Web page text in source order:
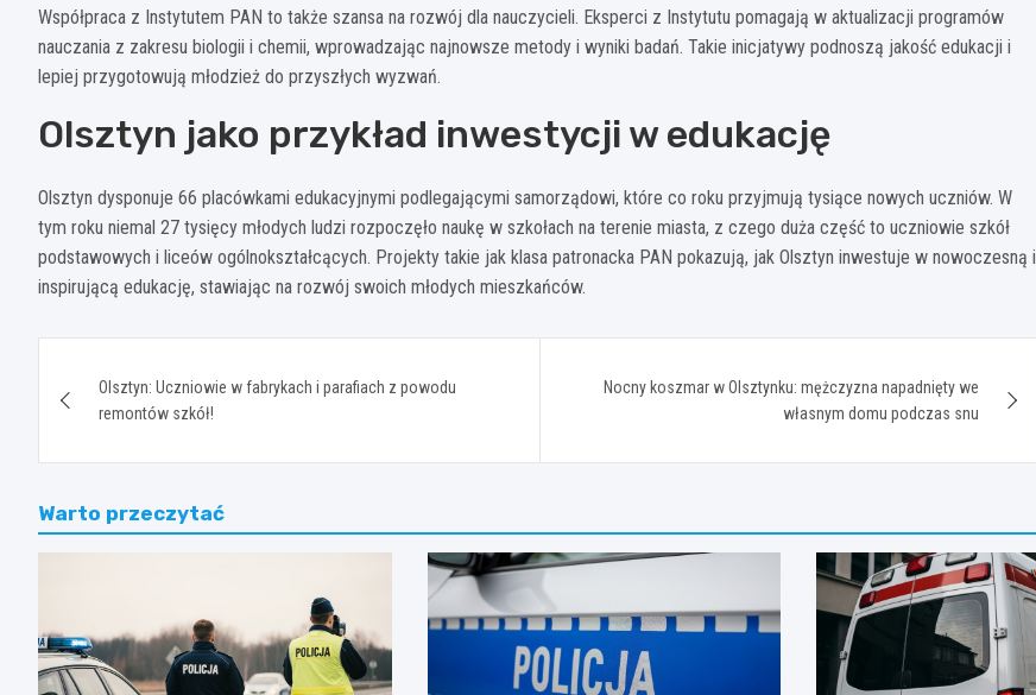
Współpraca z Instytutem PAN to także szansa na rozwój dla nauczycieli. Eksperci z Instytutu pomagają w aktualizacji programów
nauczania z zakresu biologii i chemii, wprowadzając najnowsze metody i wyniki badań. Takie inicjatywy podnoszą jakość edukacji i
lepiej przygotowują młodzież do przyszłych wyzwań.
Olsztyn jako przykład inwestycji w edukację
Olsztyn dysponuje 66 placówkami edukacyjnymi podlegającymi samorządowi, które co roku przyjmują tysiące nowych uczniów. W
tym roku niemal 27 tysięcy młodych ludzi rozpoczęło naukę w szkołach na terenie miasta, z czego duża część to uczniowie szkół
podstawowych i liceów ogólnokształcących. Projekty takie jak klasa patronacka PAN pokazują, jak Olsztyn inwestuje w nowoczesną i
inspirującą edukację, stawiając na rozwój swoich młodych mieszkańców.
wpisu
Olsztyn: Uczniowie w fabrykach i parafiach z powodu
remontów szkół!
Nocny koszmar w Olsztynku: mężczyzna napadnięty we
własnym domu podczas snu
Warto przeczytać